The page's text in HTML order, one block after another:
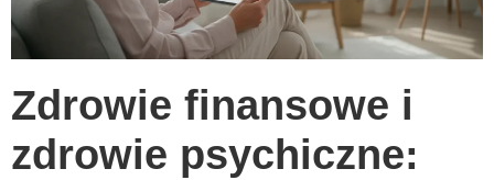
Zdrowie finansowe i
zdrowie psychiczne: